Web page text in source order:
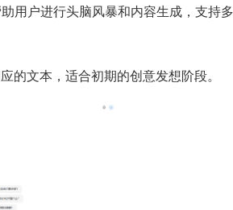
用户进行头脑风暴和内容生成，支持
的文本，适合初期的创意发想阶段。